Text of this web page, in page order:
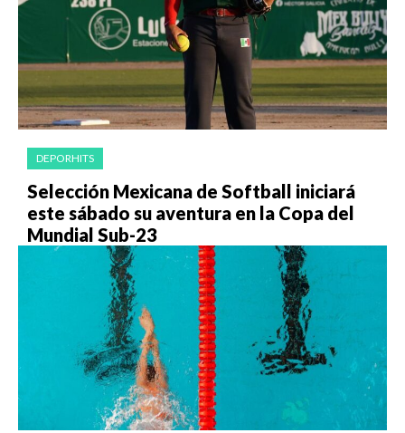
DEPORHITS
Selección Mexicana de Softball iniciará
este sábado su aventura en la Copa del
Mundial Sub-23